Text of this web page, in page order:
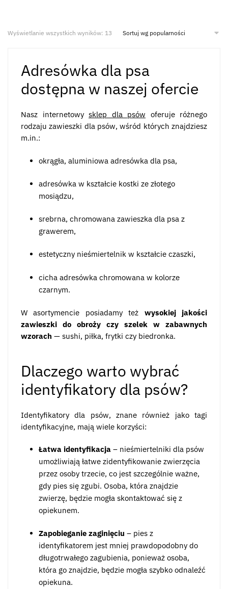
Wyświetlanie wszystkich wyników: 13
Adresówka dla psa
dostępna w naszej ofercie
Nasz internetowy sklep dla psów oferuje różnego
rodzaju zawieszki dla psów, wśród których znajdziesz
m.in.:
okrągła, aluminiowa adresówka dla psa,
adresówka w kształcie kostki ze złotego
mosiądzu,
srebrna, chromowana zawieszka dla psa z
grawerem,
estetyczny nieśmiertelnik w kształcie czaszki,
cicha adresówka chromowana w kolorze
czarnym.
W asortymencie posiadamy też wysokiej jakości
zawieszki do obroży czy szelek w zabawnych
wzorach — sushi, piłka, frytki czy biedronka.
Dlaczego warto wybrać
identyfikatory dla psów?
Identyfikatory dla psów, znane również jako tagi
identyfikacyjne, mają wiele korzyści:
Łatwa identyfikacja – nieśmiertelniki dla psów
umożliwiają łatwe zidentyfikowanie zwierzęcia
przez osoby trzecie, co jest szczególnie ważne,
gdy pies się zgubi. Osoba, która znajdzie
zwierzę, będzie mogła skontaktować się z
opiekunem.
Zapobieganie zaginięciu – pies z
identyfikatorem jest mniej prawdopodobny do
długotrwałego zagubienia, ponieważ osoba,
która go znajdzie, będzie mogła szybko odnaleźć
opiekuna.